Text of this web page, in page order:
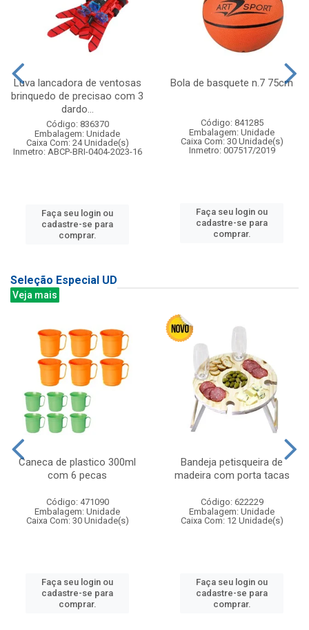
Luva lancadora de ventosas
brinquedo de precisao com 3
dardo...
Código: 836370
Embalagem: Unidade
Caixa Com: 24 Unidade(s)
Inmetro: ABCP-BRI-0404-2023-16
Faça seu login ou
cadastre-se para
comprar.
Bola de basquete n.7 75cm
Código: 841285
Embalagem: Unidade
Caixa Com: 30 Unidade(s)
Inmetro: 007517/2019
Faça seu login ou
cadastre-se para
comprar.
Seleção Especial UD
Veja mais
Caneca de plastico 300ml
com 6 pecas
Código: 471090
Embalagem: Unidade
Caixa Com: 30 Unidade(s)
Faça seu login ou
cadastre-se para
comprar.
Bandeja petisqueira de
madeira com porta tacas
Código: 622229
Embalagem: Unidade
Caixa Com: 12 Unidade(s)
Faça seu login ou
cadastre-se para
comprar.